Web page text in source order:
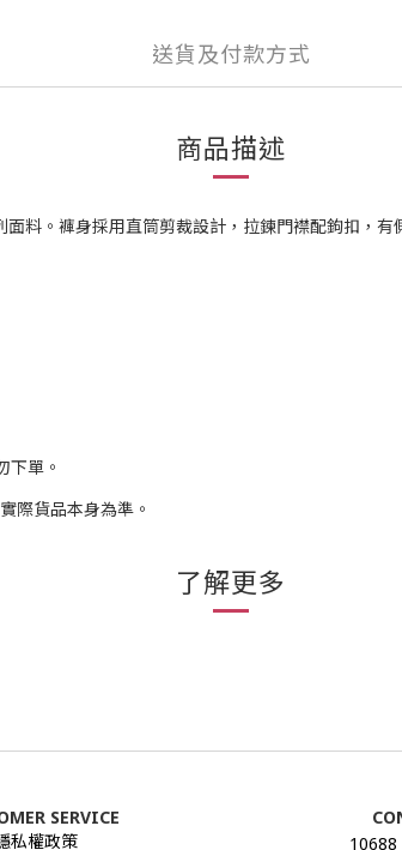
送貨及付款方式
商品描述
料。褲身採用直筒剪裁設計，拉鍊門襟配鉤扣，有
下單。
際貨品本身為準。
了解更多
SERVICE
私權政策
10688